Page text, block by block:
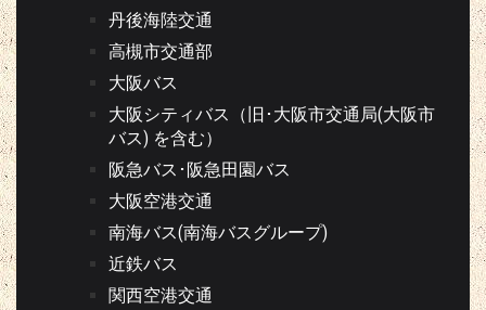
丹後海陸交通
高槻市交通部
大阪バス
大阪シティバス（旧･大阪市交通局(大阪市
バス) を含む）
阪急バス･阪急田園バス
大阪空港交通
南海バス(南海バスグループ)
近鉄バス
関西空港交通